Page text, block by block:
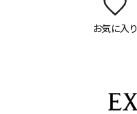
お気に入り